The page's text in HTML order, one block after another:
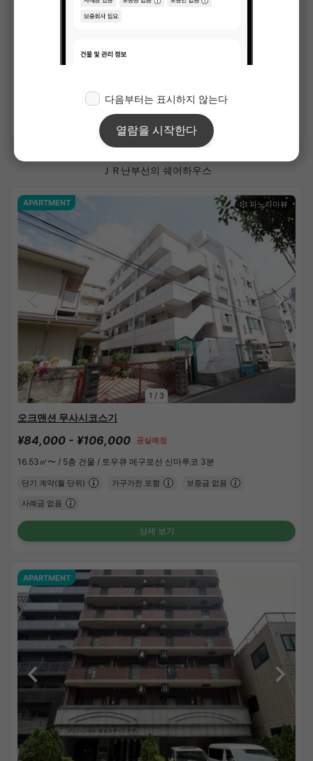
SOCIAL RESIDENCE 미나미나가레야마
3층 건물 /ＪＲ무사시노선 미나미나가레야마 13분
ＪＲ난부선의 쉐어하우스
1 / 3
APARTMENT
오크맨션 무사시코스기
¥84,000 - ¥106,000 공실예정
16.53㎡〜 / 5층 건물 / 토우큐 메구로선 신마루코 3분
단기 계약(월 단위) 가구가전 포함 보증금 없음
사례금 없음
상세 보기
APARTMENT